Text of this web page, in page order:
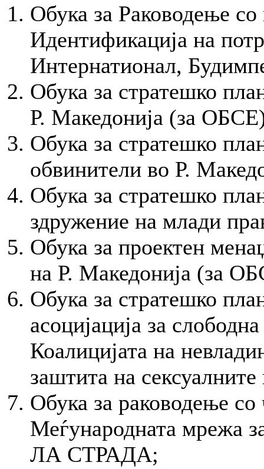
Обука за Раководење
Идентификација на
Интернатионал,
Обука за стратешко
Р. Македонија (за
Обука за стратешко
обвинители во Р.
Обука за стратешко
здружение на млади
Обука за проектен
на Р. Македонија (за
Обука за стратешко
асоцијација за
Коалицијата на
заштита на сексуалните
Обука за раководење со
Меѓународната мрежа
ЛА СТРАДА;